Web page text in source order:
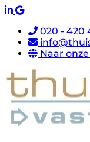
020 - 420
Naar